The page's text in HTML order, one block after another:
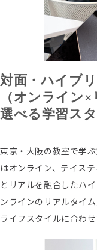
対面・ハイブ
（オンライン
選べる学習ス
東京・大阪の教室で学
はオンライン、テイス
とリアルを融合したハ
ンラインのリアルタイ
ライフスタイルに合わ